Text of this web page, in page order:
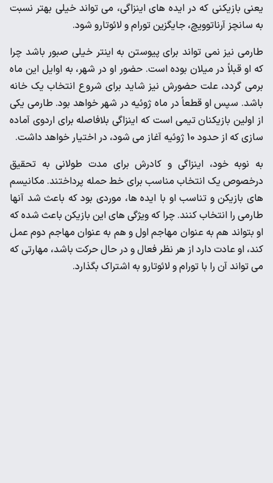
یعنی بازیکنی که در ایده های اینزاگی، می تواند خیلی بهتر نسبت
به سانچز آرناتوویچ، جایگزین تورام و لائوتارو شود.
طارمی نیز نمی تواند برای پیوستن به اینتر خیلی صبور باشد چرا
که او قبلاً در میلان بوده است. حضور او در شهر، به اوایل این ماه
برمی گردد، علت حضورش نیز شاید برای شروع انتخاب یک خانه
باشد. سپس او قطعاً در ماه ژوئیه در شهر خواهد بود. طارمی یکی
از اولین بازیکنان تیمی است که اینزاگی بلافاصله برای اردوی آماده
سازی که از حدود 10 ژوئیه آغاز می شود، در اختیار خواهد داشت.
به نوبه خود، اینزاگی و کادرش برای مدت طولانی به تحقیق
درخصوص یک انتخاب مناسب برای خط حمله پرداختند. مکانیسم
های بازیکن و تناسب او با ایده ها، موردی بود که باعث شد آنها
طارمی را انتخاب کنند. چرا که ویژگی های این بازیکن باعث شده که
او بتواند هم به عنوان مهاجم اول و هم به عنوان مهاجم دوم عمل
کند، او عادت دارد از هر نظر فعال و در حال حرکت باشد، مهارتی که
می تواند آن را با تورام و لائوتارو به اشتراک بگذارد.